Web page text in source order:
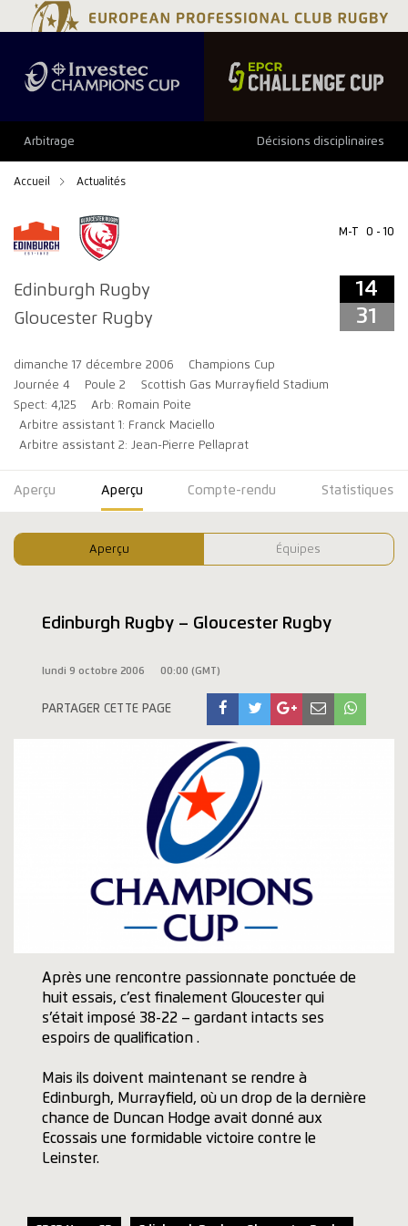
Arbitrage Décisions disciplinaires
Accueil Actualités
Edinburgh Rugby
Gloucester Rugby
M-T 0 - 10
14
31
dimanche 17 décembre 2006
Champions Cup
Journée 4
Poule 2
Scottish Gas Murrayfield Stadium
Spect: 4,125
Arb: Romain Poite
Arbitre assistant 1: Franck Maciello
Arbitre assistant 2: Jean-Pierre Pellaprat
14 31
Aperçu Aperçu Compte-rendu Statistiques
Aperçu Équipes
Edinburgh Rugby – Gloucester Rugby
lundi 9 octobre 2006 00:00 (GMT)
PARTAGER CETTE PAGE
Après une rencontre passionnate ponctuée de
huit essais, c’est finalement Gloucester qui
s’était imposé 38-22 – gardant intacts ses
espoirs de qualification .
Mais ils doivent maintenant se rendre à
Edinburgh, Murrayfield, où un drop de la dernière
chance de Duncan Hodge avait donné aux
Ecossais une formidable victoire contre le
Leinster.